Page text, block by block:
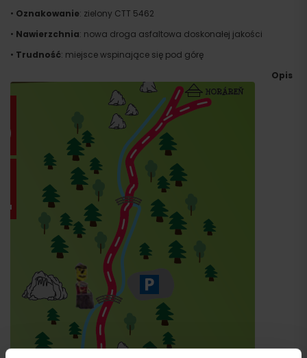
• Oznakowanie: zielony CTT 5462
• Nawierzchnia: nowa droga asfaltowa doskonałej jakości
• Trudność: miejsce wspinające się pod górę
Opis